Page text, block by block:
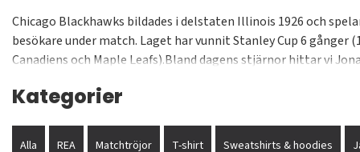
Chicago Blackhawks bildades i delstaten Illinois 1926 och
besökare under match. Laget har vunnit Stanley Cup 6 gånger
Canadiens och Maple Leafs).Bland dagens stjärnor hittar vi
spelat för klubben.
Kategorier
Alla REA Matchtröjor T-shirt Sweatshirts & hoodies